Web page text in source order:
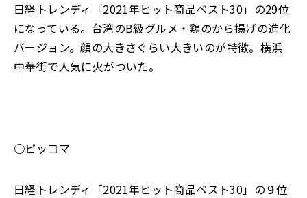
日経トレンディ「2021年ヒット商品ベスト30」の29位
になっている。台湾のB級グルメ・鶏のから揚げの進化
バージョン。顔の大きさぐらい大きいのが特徴。横浜
中華街で人気に火がついた。
○ピッコマ
日経トレンディ「2021年ヒット商品ベスト30」の９位